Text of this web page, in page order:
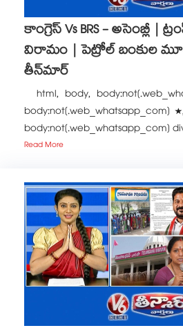
కాంగ్రెస్ Vs BRS - అసెంబ్లీ |
విరామం | పెట్రోల్ బంకుల
తీన్‌మార్
html, body,
body:not(.web_whatsapp_com)
body:not(.web_whatsapp_com)
Read More